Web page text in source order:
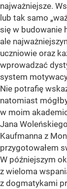
najważniejsze.
lub tak samo
się w budowanie
ale
uczniowie oraz
wprowadzać
system
Nie potrafię
natomiast
w moim
Jana
Kaufmanna z
przygotowałem
W późniejszym
z wieloma
z dogmatykami